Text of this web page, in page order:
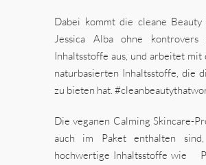
Dabei kommt die cleane Beauty
Jessica Alba ohne kontrovers
Inhaltsstoffe aus, und arbeitet mit
naturbasierten Inhaltsstoffe, die
zu bieten hat.
Die veganen Calming Skincare-
auch im Paket enthalten
hochwertige Inhaltsstoffe wie